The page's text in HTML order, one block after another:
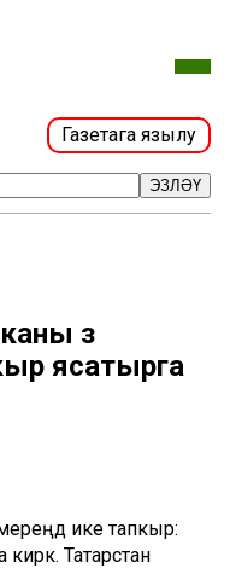
Газетага язылу
ЭЗЛӘҮ
үз
ясатырга
ике тапкыр:
Татарстан